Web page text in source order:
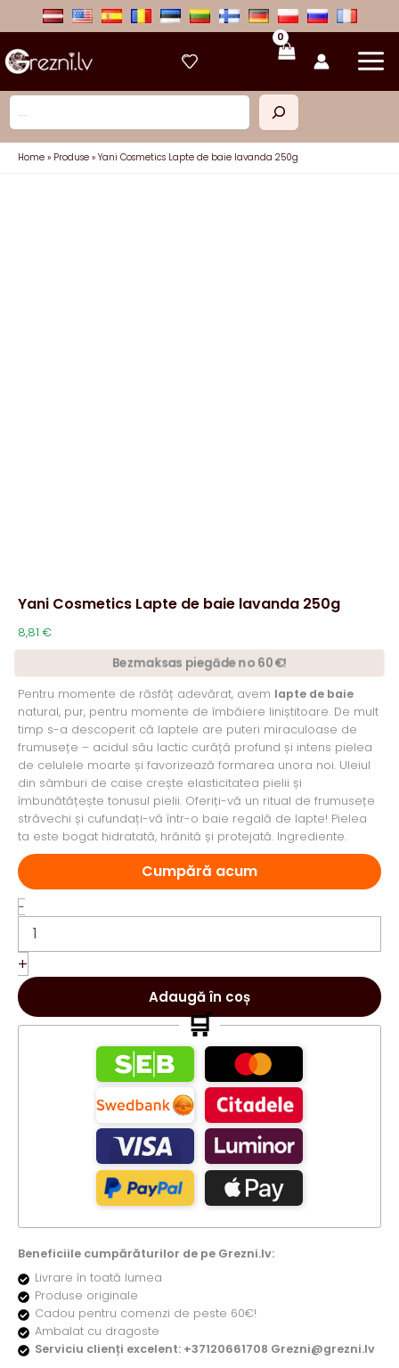
Caută
Home Produse Yani Cosmetics Lapte de baie lavanda 250g
Yani Cosmetics Lapte de baie lavanda 250g
8,81 €
Bezmaksas piegāde no 60€!
Pentru momente de răsfăț adevărat, avem lapte de baie
natural, pur, pentru momente de îmbăiere liniștitoare. De mult
timp s-a descoperit că laptele are puteri miraculoase de
frumusețe – acidul său lactic curăță profund și intens pielea
de celulele moarte și favorizează formarea unora noi. Uleiul
din sâmburi de caise crește elasticitatea pielii și
îmbunătățește tonusul pielii. Oferiți-vă un ritual de frumusețe
străvechi și cufundați-vă într-o baie regală de lapte! Pielea
ta este bogat hidratată, hrănită și protejată. Ingrediente.
Cumpără acum
-
Yani
Cosmetics
Lapte
de
lavanda
250g
+
Adaugă în coș
🛒
Beneficiile cumpărăturilor de pe Grezni.lv:
Livrare în toată lumea
Produse originale
Cadou pentru comenzi de peste 60€!
Ambalat cu dragoste
Serviciu clienți excelent: +37120661708 Grezni@grezni.lv